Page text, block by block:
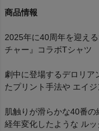
商品情報
2025年に40周年を迎え
チャー』コラボTシャツ
劇中に登場するデロリア
たプリント手法や エイジ
肌触りが滑らかな40番の
経年変化したような ル